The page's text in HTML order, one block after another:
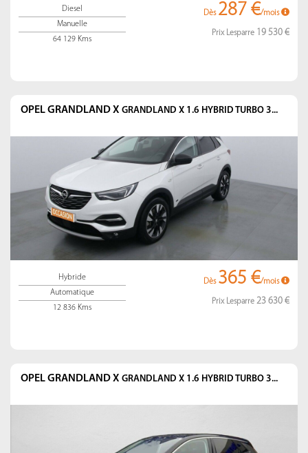
Diesel
Manuelle
64 129 Kms
Dès 287 €/mois
Prix Lesparre 19 530 €
OPEL GRANDLAND X GRANDLAND X 1.6 HYBRID TURBO 3...
Hybride
Automatique
12 836 Kms
Dès 365 €/mois
Prix Lesparre 23 630 €
OPEL GRANDLAND X GRANDLAND X 1.6 HYBRID TURBO 3...